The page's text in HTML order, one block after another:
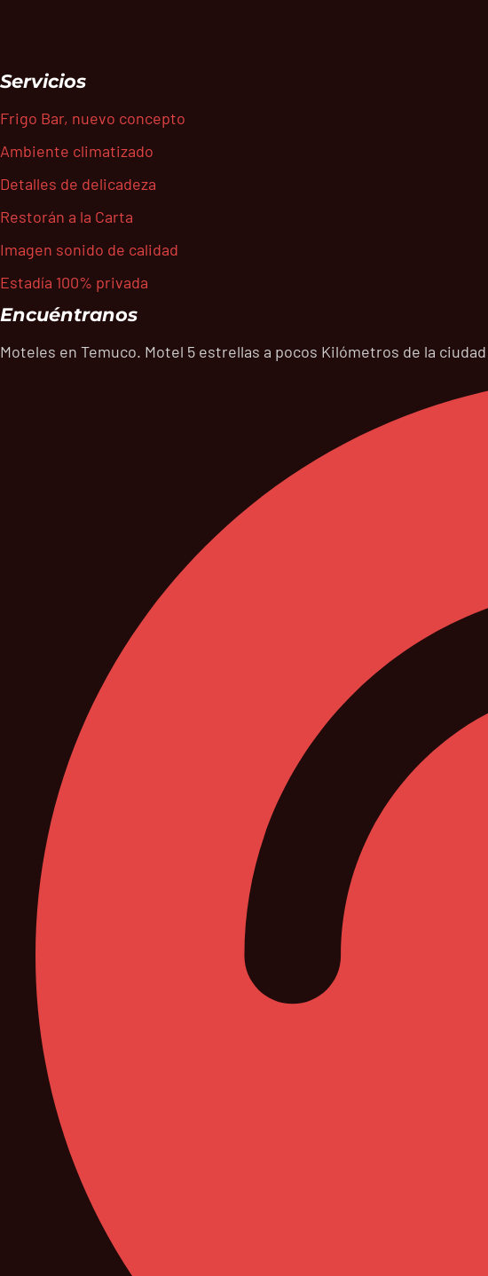
Servicios
Frigo Bar, nuevo concepto
Ambiente climatizado
Detalles de delicadeza
Restorán a la Carta
Imagen sonido de calidad
Estadía 100% privada
Encuéntranos
Moteles en Temuco. Motel 5 estrellas a pocos Kilómetros de la